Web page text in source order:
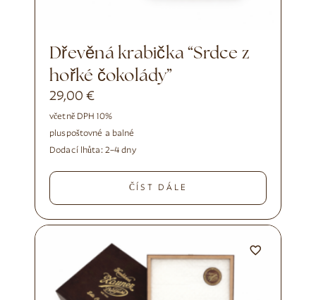
Dřevěná krabička “Srdce z
hořké čokolády”
29,00€
včetně DPH 10%
pluspoštovné a balné
Dodací lhůta: 2–4 dny
ČÍST DÁLE